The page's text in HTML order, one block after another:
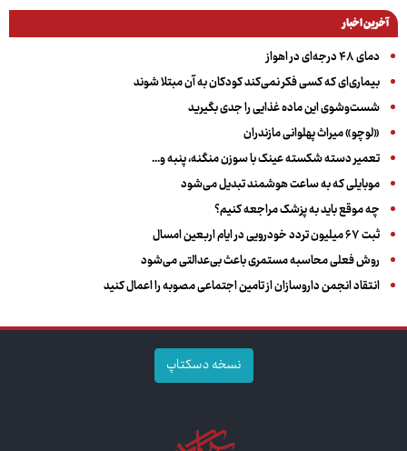
آخرین اخبار
دمای ۴۸ درجه‌ای در اهواز
بیماری‌ای که کسی فکر نمی‌کند کودکان به آن مبتلا شوند
شست‌وشوی این ماده غذایی را جدی بگیرید
«لوچو» میراث پهلوانی مازندران
تعمیر دسته شکسته عینک با سوزن منگنه، پنبه و...
موبایلی که به ساعت هوشمند تبدیل می‌شود
چه موقع باید به پزشک مراجعه کنیم؟
ثبت ۶۷ میلیون تردد خودرویی در ایام اربعین امسال
روش فعلی محاسبه مستمری باعث بی‌عدالتی می‌شود
انتقاد انجمن داروسازان از تامین اجتماعی مصوبه را اعمال کنید
نسخه دسکتاپ